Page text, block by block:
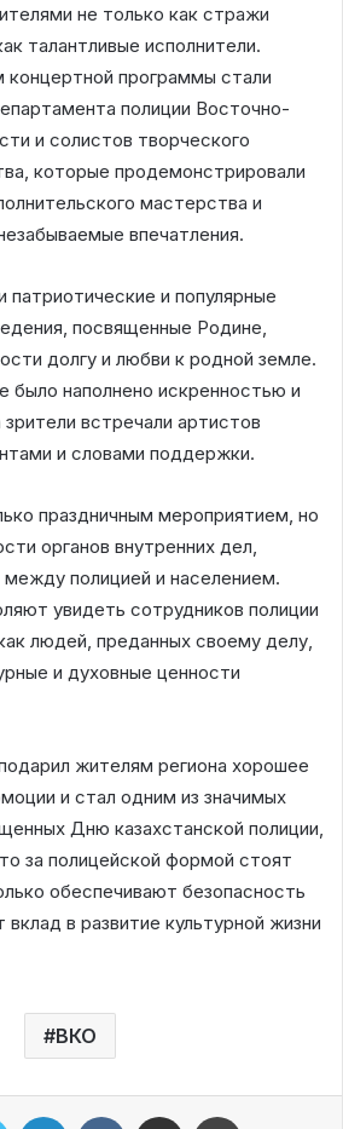
не только как стражи
талантливые исполнители.
программы стали
полиции Восточно-
и солистов творческого
которые продемонстрировали
мастерства и
впечатления.
патриотические и популярные
посвященные Родине,
долгу и любви к родной земле.
было наполнено искренностью и
встречали артистов
и словами поддержки.
праздничным мероприятием, но
органов внутренних дел,
между полицией и населением.
увидеть сотрудников полиции
людей, преданных своему делу,
и духовные ценности
жителям региона хорошее
и стал одним из значимых
Дню казахстанской полиции,
за полицейской формой стоят
обеспечивают безопасность
в развитие культурной жизни
ВКО